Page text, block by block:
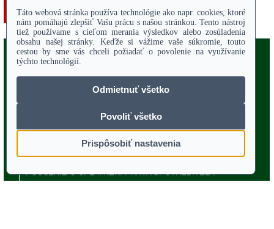
Copyright 2017Odstúpiť od zmluvy
ÚVODNÁ STRANA
REKLAMAČNÝ PORIADOK
POTVRDENIE O VYTKNUTÍ VADY
POUČENIE O UPLATNENÍ PRÁVA SPOTREBITEĽA